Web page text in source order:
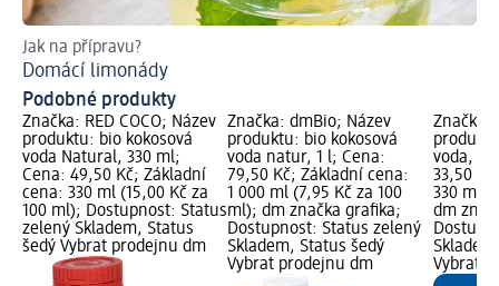
Jak na přípravu?
Domácí limonády
Podobné produkty
Značka: RED COCO; Název
produktu: bio kokosová
voda Natural, 330 ml;
Cena: 49,50 Kč; Základní
cena: 330 ml (15,00 Kč za
100 ml); Dostupnost: Status
zelený Skladem, Status
šedý Vybrat prodejnu dm
Značka: dmBio; Název
produktu: bio kokosová
voda natur, 1 l; Cena:
79,50 Kč; Základní cena:
1 000 ml (7,95 Kč za 100
ml); dm značka grafika;
Dostupnost: Status zelený
Skladem, Status šedý
Vybrat prodejnu dm
Značka:
voda,
33,50
330 ml
dm
Vybrat